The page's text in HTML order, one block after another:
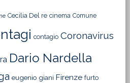
Cecilia Del re cinema Comune
contagio Coronavirus
Dario Nardella
eugenio giani Firenze furto